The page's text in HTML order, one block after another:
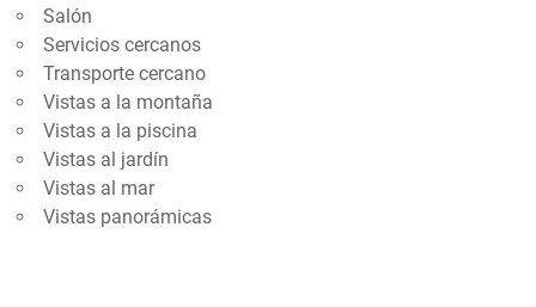
Salón
Servicios cercanos
Transporte cercano
Vistas a la montaña
Vistas a la piscina
Vistas al jardín
Vistas al mar
Vistas panorámicas